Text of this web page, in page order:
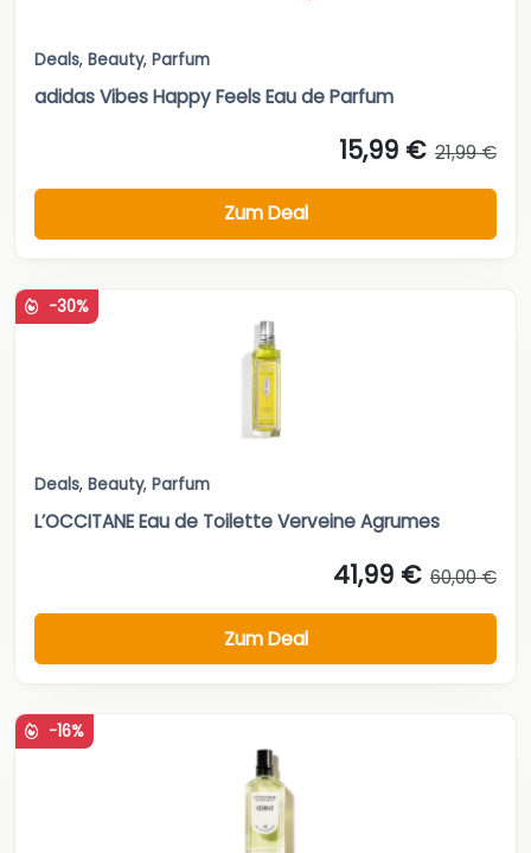
Deals, Beauty, Parfum
adidas Vibes Happy Feels Eau de Parfum
15,99 € 21,99 €
Zum Deal
-30%
Deals, Beauty, Parfum
L’OCCITANE Eau de Toilette Verveine Agrumes
41,99 € 60,00 €
Zum Deal
-16%